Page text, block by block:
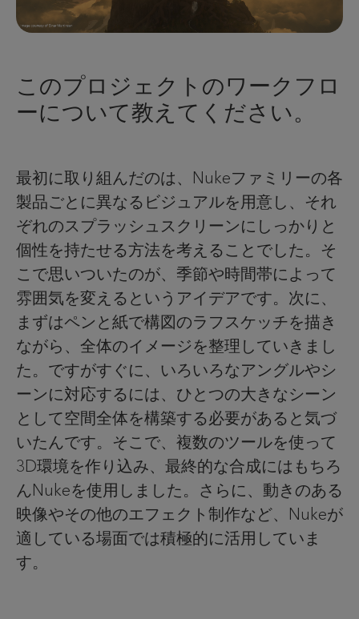
このプロジェクトのワークフロ
ーについて教えてください。
最初に取り組んだのは、Nukeファミリーの各
製品ごとに異なるビジュアルを用意し、それ
ぞれのスプラッシュスクリーンにしっかりと
個性を持たせる方法を考えることでした。そ
こで思いついたのが、季節や時間帯によって
雰囲気を変えるというアイデアです。次に、
まずはペンと紙で構図のラフスケッチを描き
ながら、全体のイメージを整理していきまし
た。ですがすぐに、いろいろなアングルやシ
ーンに対応するには、ひとつの大きなシーン
として空間全体を構築する必要があると気づ
いたんです。そこで、複数のツールを使って
3D環境を作り込み、最終的な合成にはもちろ
んNukeを使用しました。さらに、動きのある
映像やその他のエフェクト制作など、Nukeが
適している場面では積極的に活用していま
す。